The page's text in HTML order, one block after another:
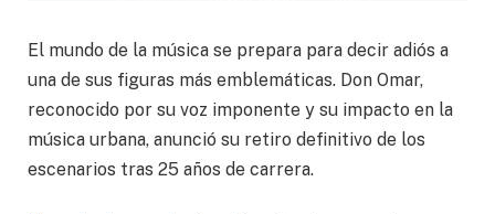
El mundo de la música se prepara para decir adiós a
una de sus figuras más emblemáticas. Don Omar,
reconocido por su voz imponente y su impacto en la
música urbana, anunció su retiro definitivo de los
escenarios tras 25 años de carrera.